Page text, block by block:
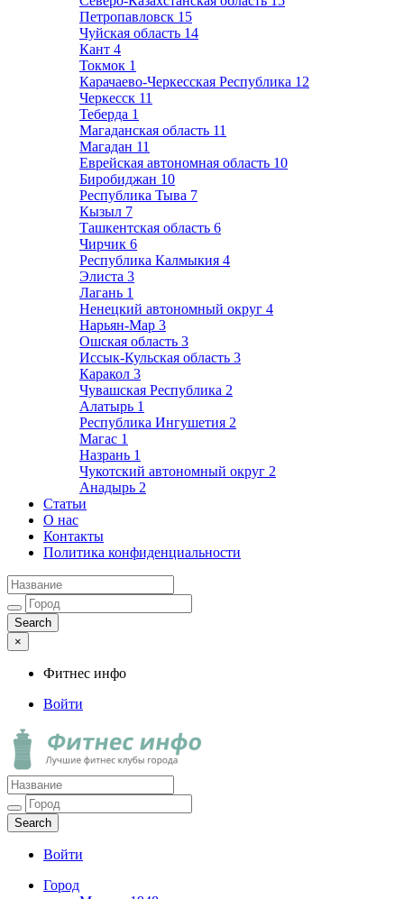
Петропавловск 15
Чуйская область 14
Кант 4
Токмок 1
Карачаево-Черкесская Республика 12
Черкесск 11
Теберда 1
Магаданская область 11
Магадан 11
Еврейская автономная область 10
Биробиджан 10
Республика Тыва 7
Кызыл 7
Ташкентская область 6
Чирчик 6
Республика Калмыкия 4
Элиста 3
Лагань 1
Ненецкий автономный округ 4
Нарьян-Мар 3
Ошская область 3
Иссык-Кульская область 3
Каракол 3
Чувашская Республика 2
Алатырь 1
Республика Ингушетия 2
Магас 1
Назрань 1
Чукотский автономный округ 2
Анадырь 2
Статьи
О нас
Контакты
Политика конфиденциальности
×
Фитнес инфо
Войти
Фитнес инфо
Лучшие фитнес клубы города
Войти
Город